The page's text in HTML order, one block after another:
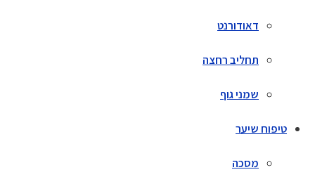
דאודורנט
תחליב רחצה
שמני גוף
טיפוח שיער
מסכה